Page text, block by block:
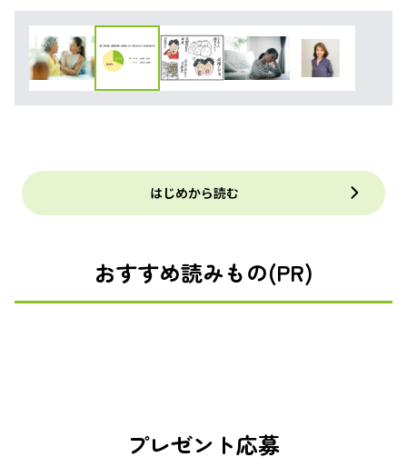
はじめから読む
おすすめ読みもの(PR)
プレゼント応募